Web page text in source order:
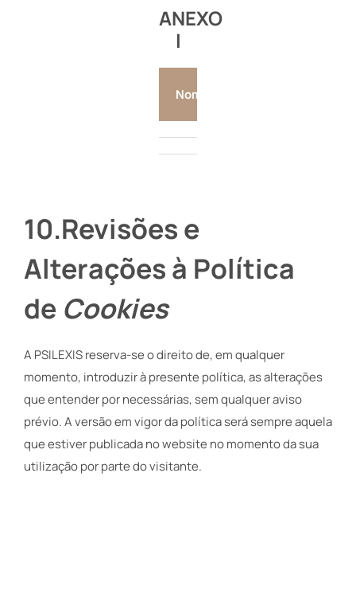
ANEXO
I
Nome
10.Revisões e
Alterações à Política
de Cookies
A PSILEXIS reserva-se o direito de, em qualquer
momento, introduzir à presente política, as alterações
que entender por necessárias, sem qualquer aviso
prévio. A versão em vigor da política será sempre aquela
que estiver publicada no website no momento da sua
utilização por parte do visitante.